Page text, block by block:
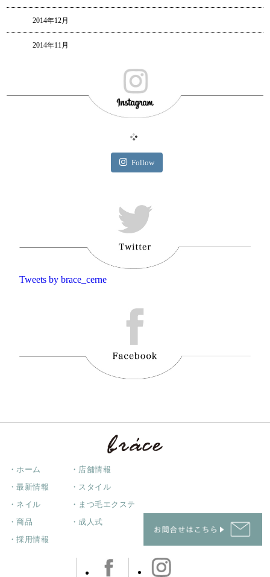
2014年12月
2014年11月
Follow
Tweets by brace_cerne
・ホーム ・店舗情報
・最新情報 ・スタイル
・ネイル ・まつ毛エクステ
・商品 ・成人式
・採用情報